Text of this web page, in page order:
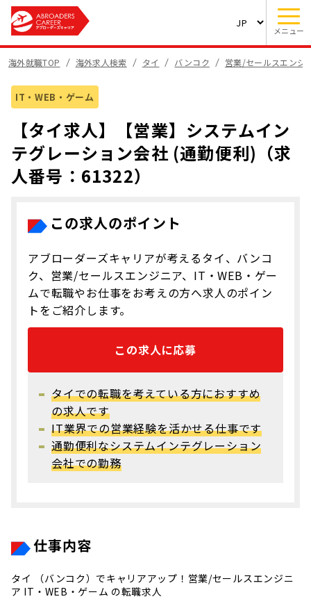
メニュー
海外就職TOP 海外求人検索 タイ バンコク 営業/セールスエンジ
IT・WEB・ゲーム
【タイ求人】【営業】システムイン
テグレーション会社 (通勤便利)（求
人番号：61322）
この求人のポイント
アブローダーズキャリアが考えるタイ、バンコ
ク、営業/セールスエンジニア、IT・WEB・ゲー
ムで転職やお仕事をお考えの方へ求人のポイン
トをご紹介します。
この求人に応募
タイでの転職を考えている方におすすめ
の求人です
IT業界での営業経験を活かせる仕事です
通勤便利なシステムインテグレーション
会社での勤務
仕事内容
タイ （バンコク）でキャリアアップ！営業/セールスエンジニ
ア IT・WEB・ゲーム の転職求人